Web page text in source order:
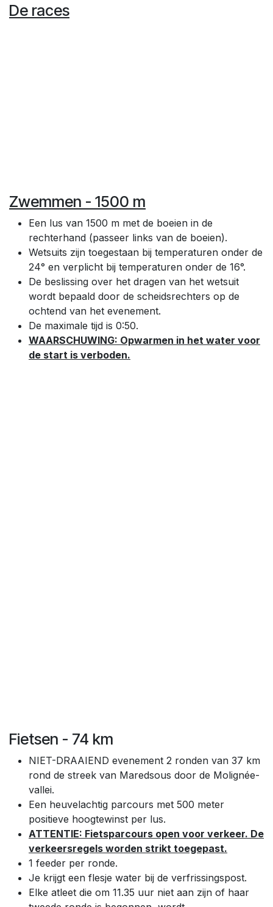
De races
Zwemmen - 1500 m
Een lus van 1500 m met de boeien in de
rechterhand (passeer links van de boeien).
Wetsuits zijn toegestaan bij temperaturen onder de
24° en verplicht bij temperaturen onder de 16°.
De beslissing over het dragen van het wetsuit
wordt bepaald door de scheidsrechters op de
ochtend van het evenement.
De maximale tijd is 0:50.
WAARSCHUWING: Opwarmen in het water voor
de start is verboden.
Fietsen - 74 km
NIET-DRAAIEND evenement 2 ronden van 37 km
rond de streek van Maredsous door de Molignée-
vallei.
Een heuvelachtig parcours met 500 meter
positieve hoogtewinst per lus.
ATTENTIE: Fietsparcours open voor verkeer. De
verkeersregels worden strikt toegepast.
1 feeder per ronde.
Je krijgt een flesje water bij de verfrissingspost.
Elke atleet die om 11.35 uur niet aan zijn of haar